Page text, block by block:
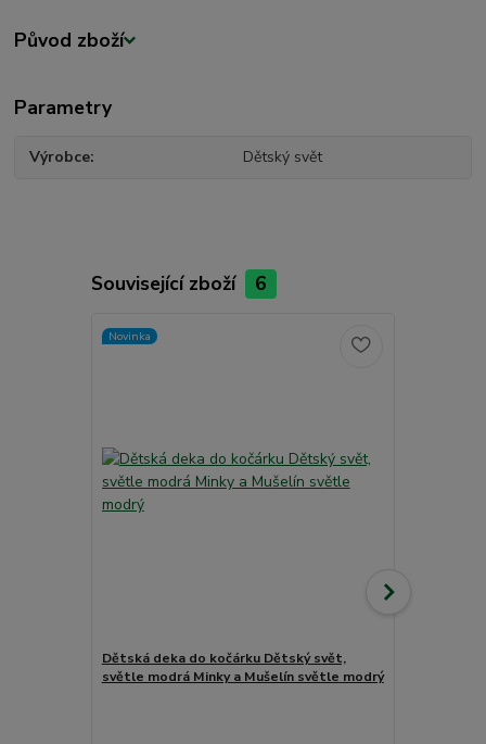
Původ zboží
Parametry
Výrobce Dětský svět
Související zboží 6
Novinka
Dětská deka do kočárku Dětský svět,
světle modrá Minky a Mušelín světle modrý